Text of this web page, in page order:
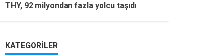
THY, 92 milyondan fazla yolcu taşıdı
KATEGORILER